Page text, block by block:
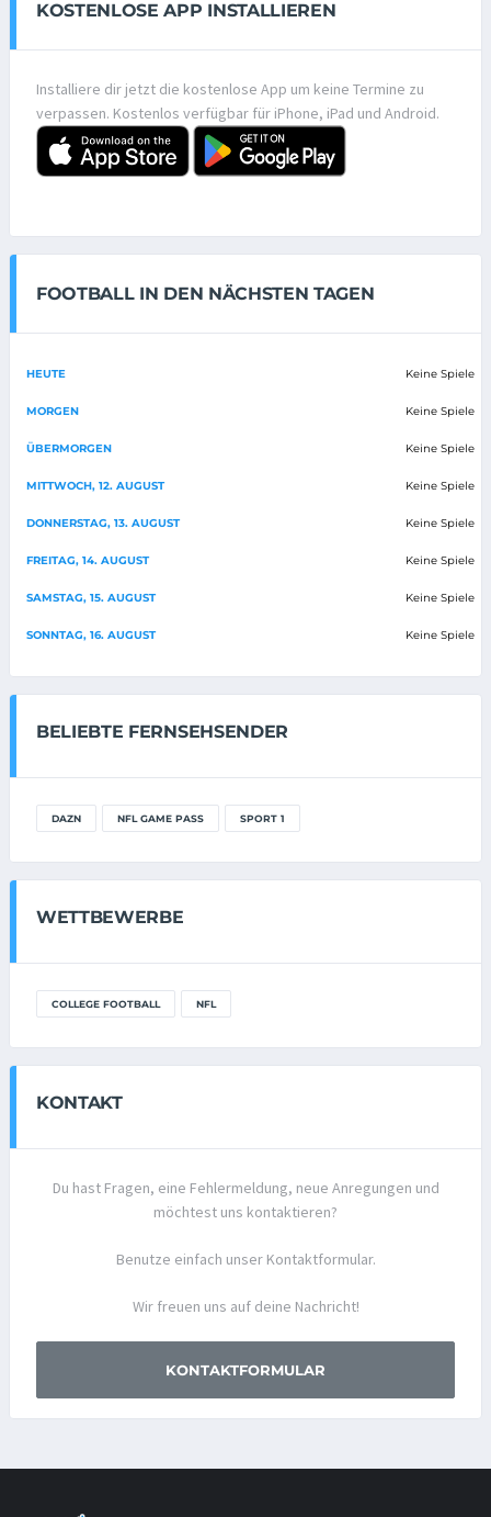
KOSTENLOSE APP INSTALLIEREN
Installiere dir jetzt die kostenlose App um keine Termine zu
verpassen. Kostenlos verfügbar für iPhone, iPad und Android.
FOOTBALL IN DEN NÄCHSTEN TAGEN
HEUTE Keine Spiele
MORGEN Keine Spiele
ÜBERMORGEN Keine Spiele
MITTWOCH, 12. AUGUST Keine Spiele
DONNERSTAG, 13. AUGUST Keine Spiele
FREITAG, 14. AUGUST Keine Spiele
SAMSTAG, 15. AUGUST Keine Spiele
SONNTAG, 16. AUGUST Keine Spiele
BELIEBTE FERNSEHSENDER
DAZN NFL GAME PASS SPORT 1
WETTBEWERBE
COLLEGE FOOTBALL NFL
KONTAKT
Du hast Fragen, eine Fehlermeldung, neue Anregungen und
möchtest uns kontaktieren?
Benutze einfach unser Kontaktformular.
Wir freuen uns auf deine Nachricht!
KONTAKTFORMULAR